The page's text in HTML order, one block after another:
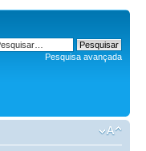
Pesquisa avançada